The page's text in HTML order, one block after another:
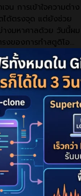
น การเข้าใจความต่าง
ได้ตรงจุด แต่ยังช่วย
างมหาศาลด้วย วันนี้ผม
งของการทำสตูดิโอ…